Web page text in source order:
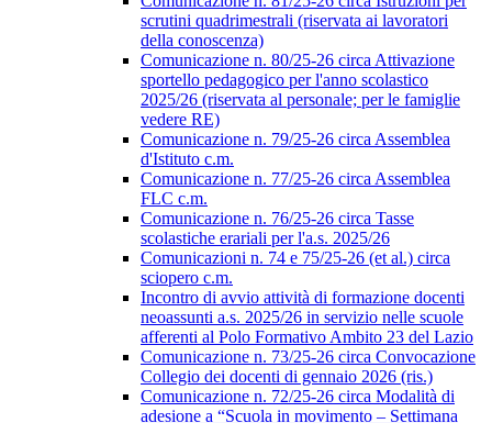
scrutini quadrimestrali (riservata ai lavoratori
della conoscenza)
Comunicazione n. 80/25-26 circa Attivazione
sportello pedagogico per l'anno scolastico
2025/26 (riservata al personale; per le famiglie
vedere RE)
Comunicazione n. 79/25-26 circa Assemblea
d'Istituto c.m.
Comunicazione n. 77/25-26 circa Assemblea
FLC c.m.
Comunicazione n. 76/25-26 circa Tasse
scolastiche erariali per l'a.s. 2025/26
Comunicazioni n. 74 e 75/25-26 (et al.) circa
sciopero c.m.
Incontro di avvio attività di formazione docenti
neoassunti a.s. 2025/26 in servizio nelle scuole
afferenti al Polo Formativo Ambito 23 del Lazio
Comunicazione n. 73/25-26 circa Convocazione
Collegio dei docenti di gennaio 2026 (ris.)
Comunicazione n. 72/25-26 circa Modalità di
adesione a “Scuola in movimento – Settimana